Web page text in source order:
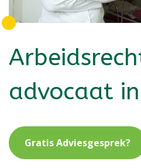
advocaat
Gratis Adviesgesprek?